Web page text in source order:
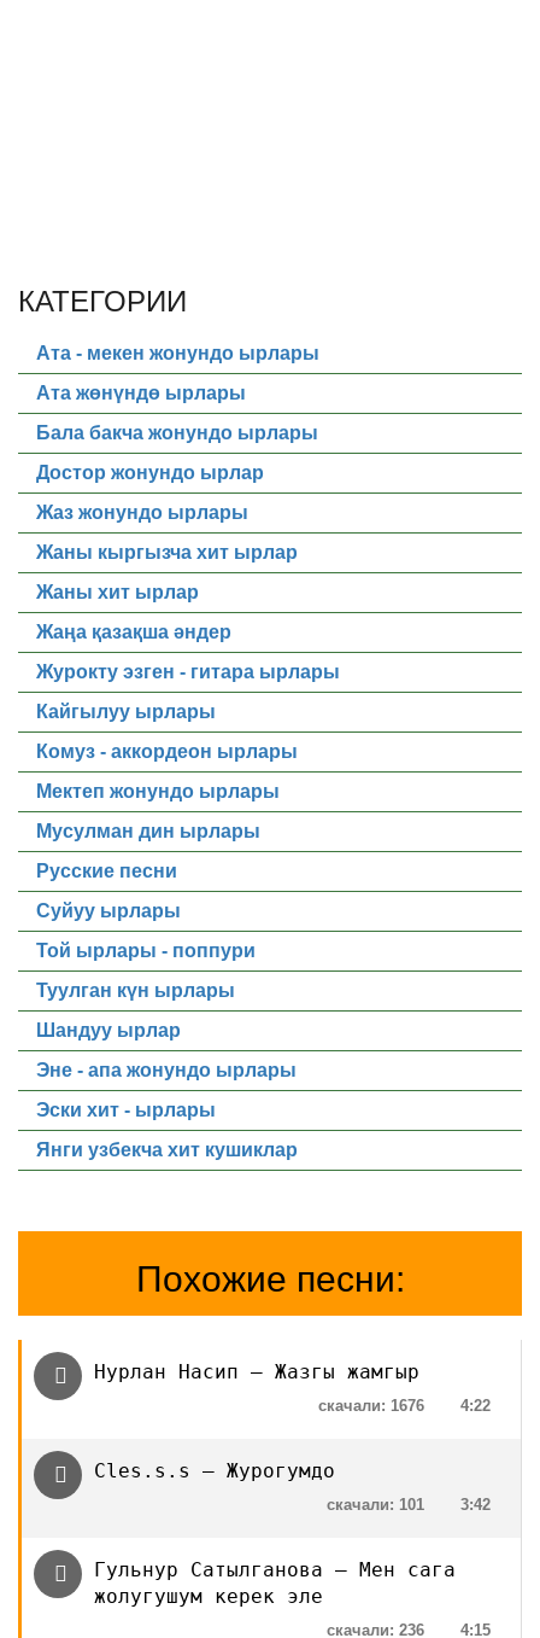
КАТЕГОРИИ
Ата - мекен жонундо ырлары
Ата жөнүндө ырлары
Бала бакча жонундо ырлары
Достор жонундо ырлар
Жаз жонундо ырлары
Жаны кыргызча хит ырлар
Жаны хит ырлар
Жаңа қазақша әндер
Журокту эзген - гитара ырлары
Кайгылуу ырлары
Комуз - аккордеон ырлары
Мектеп жонундо ырлары
Мусулман дин ырлары
Русские песни
Суйуу ырлары
Той ырлары - поппури
Туулган күн ырлары
Шандуу ырлар
Эне - апа жонундо ырлары
Эски хит - ырлары
Янги узбекча хит кушиклар
Похожие песни:
Нурлан Насип — Жазгы жамгыр
4:22
скачали: 1676
Cles.s.s — Журогумдо
3:42
скачали: 101
Гульнур Сатылганова — Мен сага
жолугушум керек эле
4:15
скачали: 236